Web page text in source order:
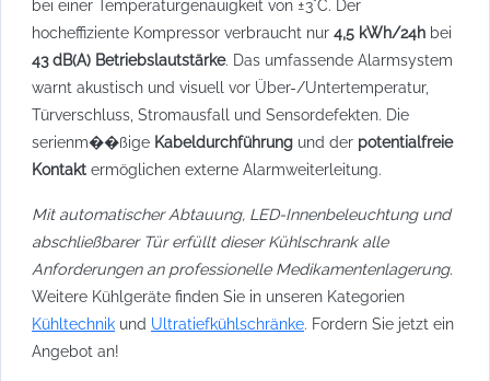
bei einer Temperaturgenauigkeit von ±3°C. Der
hocheffiziente Kompressor verbraucht nur 4,5 kWh/24h bei
43 dB(A) Betriebslautstärke. Das umfassende Alarmsystem
warnt akustisch und visuell vor Über-/Untertemperatur,
Türverschluss, Stromausfall und Sensordefekten. Die
serienm��ßige Kabeldurchführung und der potentialfreie
Kontakt ermöglichen externe Alarmweiterleitung.
Mit automatischer Abtauung, LED-Innenbeleuchtung und
abschließbarer Tür erfüllt dieser Kühlschrank alle
Anforderungen an professionelle Medikamentenlagerung.
Weitere Kühlgeräte finden Sie in unseren Kategorien
Kühltechnik und Ultratiefkühlschränke. Fordern Sie jetzt ein
Angebot an!